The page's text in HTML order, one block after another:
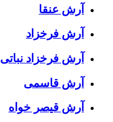
آرش عنقا
آرش فرخزاد
آرش فرخزاد نباتی
آرش قاسمی
آرش قیصر خواه